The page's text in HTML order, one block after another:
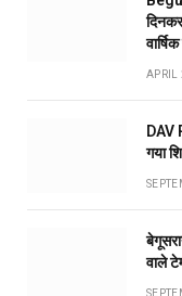
APRIL
DAV
गया
वाले